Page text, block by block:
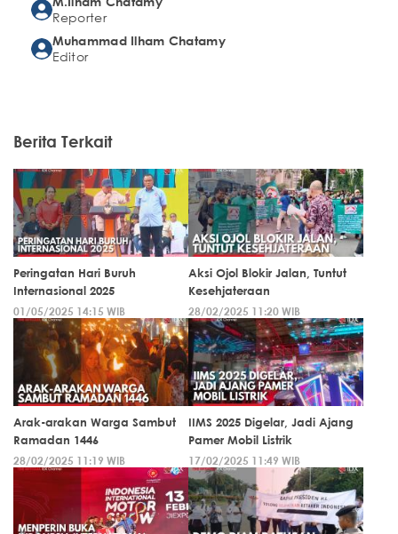
Reporter
Muhammad Ilham Chatamy
Editor
Berita Terkait
Peringatan Hari Buruh
Internasional 2025
01/05/2025 14:15 WIB
Aksi Ojol Blokir Jalan, Tuntut
Kesehjateraan
28/02/2025 11:20 WIB
Arak-arakan Warga Sambut
Ramadan 1446
28/02/2025 11:19 WIB
IIMS 2025 Digelar, Jadi Ajang
Pamer Mobil Listrik
17/02/2025 11:49 WIB